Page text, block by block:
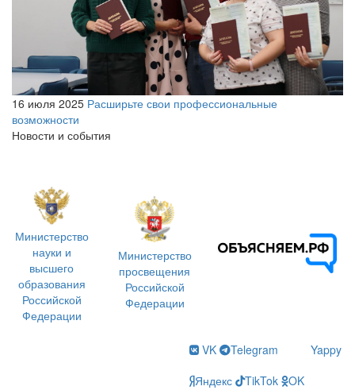
16 июля 2025 Расширьте свои профессиональные
возможности
Новости и события
Министерство
науки и
высшего
образования
Российской
Федерации
Министерство
просвещения
Российской
Федерации
VK Telegram
Yappy
Яндекс
TikTok
OK